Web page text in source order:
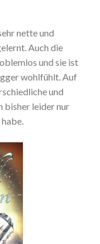
nette und
Auch die
und sie ist
wohlfühlt. Auf
und
bisher leider nur